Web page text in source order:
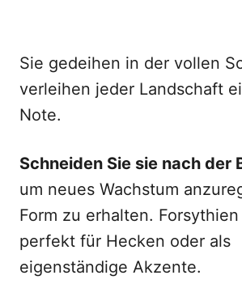
Sie gedeihen in der vollen
verleihen jeder Landschaft
Note.
Schneiden Sie sie nach der
um neues Wachstum
Form zu erhalten.
perfekt für Hecken oder als
eigenständige Akzente.